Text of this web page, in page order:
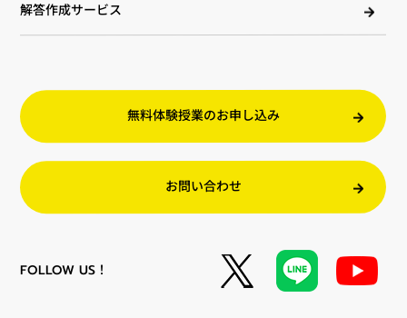
解答作成サービス
無料体験授業のお申し込み
お問い合わせ
FOLLOW US！